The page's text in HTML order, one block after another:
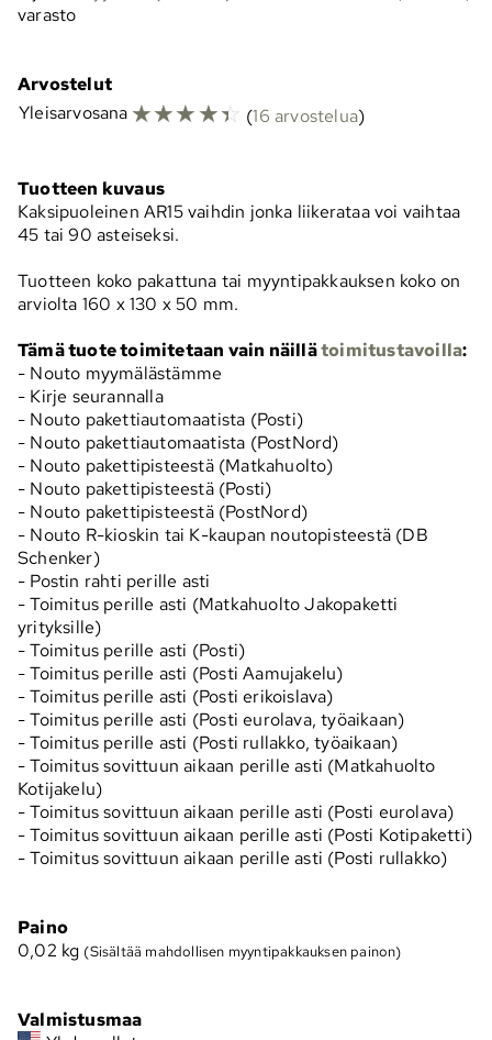
varasto
Arvostelut
Yleisarvosana ☆☆☆☆☆ (16 arvostelua)
Tuotteen kuvaus
Kaksipuoleinen AR15 vaihdin jonka liikerataa voi vaihtaa
45 tai 90 asteiseksi.
Tuotteen koko pakattuna tai myyntipakkauksen koko on
arviolta 160 x 130 x 50 mm.
Tämä tuote toimitetaan vain näillätoimitustavoilla:
- Nouto myymälästämme
- Kirje seurannalla
- Nouto pakettiautomaatista (Posti)
- Nouto pakettiautomaatista (PostNord)
- Nouto pakettipisteestä (Matkahuolto)
- Nouto pakettipisteestä (Posti)
- Nouto pakettipisteestä (PostNord)
- Nouto R-kioskin tai K-kaupan noutopisteestä (DB
Schenker)
- Postin rahti perille asti
- Toimitus perille asti (Matkahuolto Jakopaketti
yrityksille)
- Toimitus perille asti (Posti)
- Toimitus perille asti (Posti Aamujakelu)
- Toimitus perille asti (Posti erikoislava)
- Toimitus perille asti (Posti eurolava, työaikaan)
- Toimitus perille asti (Posti rullakko, työaikaan)
- Toimitus sovittuun aikaan perille asti (Matkahuolto
Kotijakelu)
- Toimitus sovittuun aikaan perille asti (Posti eurolava)
- Toimitus sovittuun aikaan perille asti (Posti Kotipaketti)
- Toimitus sovittuun aikaan perille asti (Posti rullakko)
Paino
0,02 kg (Sisältää mahdollisen myyntipakkauksen painon)
Valmistusmaa